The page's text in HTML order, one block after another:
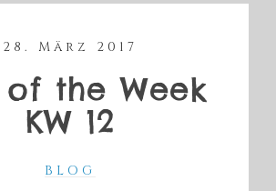
28. März 2017
the Week
KW 12
BLOG